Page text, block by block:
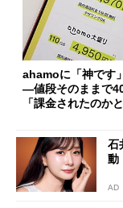
ahamoに「神です
―値段そのままで
「課金されたのか
石
動
AD